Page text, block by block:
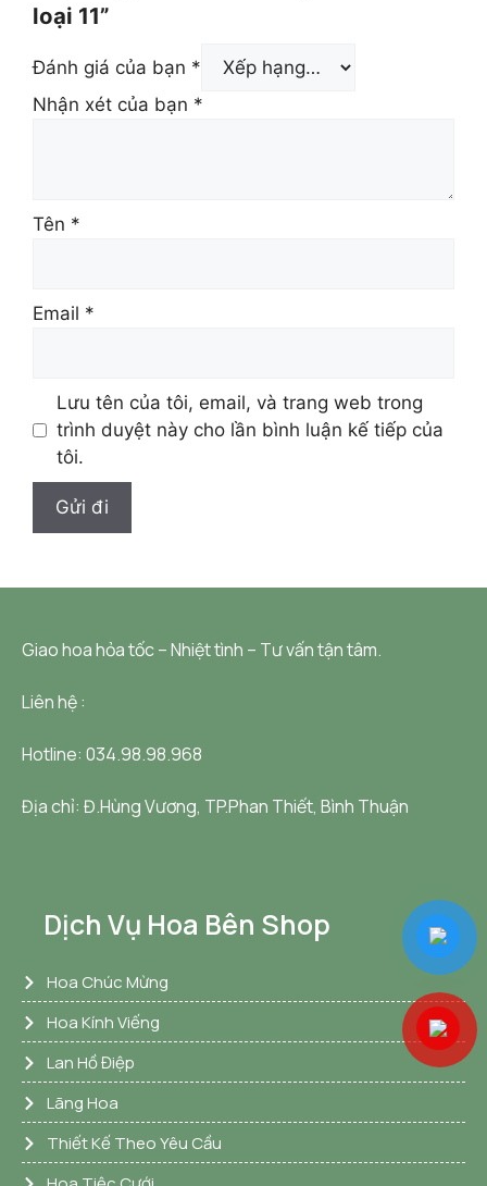
loại 11”
Đánh giá của bạn *
Nhận xét của bạn *
Tên *
Email *
Lưu tên của tôi, email, và trang web trong
trình duyệt này cho lần bình luận kế tiếp của
tôi.
Giao hoa hỏa tốc – Nhiệt tình – Tư vấn tận tâm.
Liên hệ :
Hotline: 034.98.98.968
Địa chỉ: Đ.Hùng Vương, TP.Phan Thiết, Bình Thuận
Dịch Vụ Hoa Bên Shop
Hoa Chúc Mừng
Hoa Kính Viếng
Lan Hồ Điệp
Lãng Hoa
Thiết Kế Theo Yêu Cầu